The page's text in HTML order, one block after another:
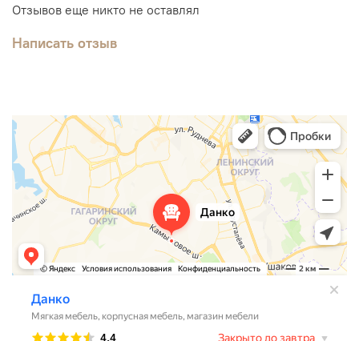
Отзывов еще никто не оставлял
Написать отзыв